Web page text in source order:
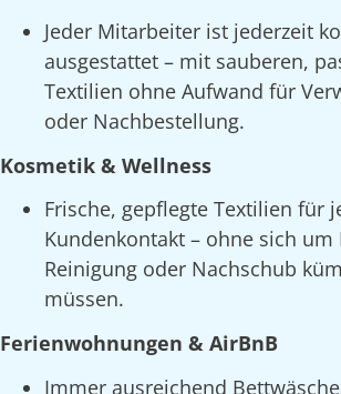
Jeder Mitarbeiter ist jederzeit
ausgestattet – mit sauberen,
Textilien ohne Aufwand für
oder Nachbestellung.
Kosmetik & Wellness
Frische, gepflegte Textilien für
Kundenkontakt – ohne sich um
Reinigung oder Nachschub
müssen.
Ferienwohnungen & AirBnB
Immer ausreichend